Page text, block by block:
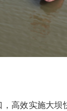
高效实施大